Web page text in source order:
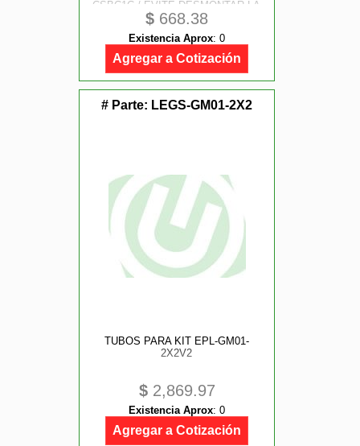
CSBC1C / EVITE DESMONTAR LA
CÁMARA PARA RECARGAR SU
$ 668.38
Existencia Aprox: 0
Agregar a Cotización
# Parte: LEGS-GM01-2X2
TUBOS PARA KIT EPL-GM01-
2X2V2
$2,869.97
Existencia Aprox: 0
Agregar a Cotización